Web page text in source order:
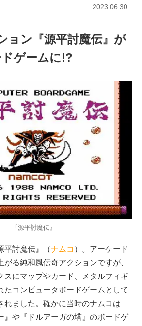
2023.06.30
ョン『源平討魔伝』が
ゲームに!?
『源平討魔伝』
討魔伝』（ナムコ ）。アーケード
がる純和風伝奇アクションですが、
スにマップやカード、メタルフィギ
たコンピュータボードゲームとして
れました。確かに当時のナムコは
』や『ドルアーガの塔』のボードゲ